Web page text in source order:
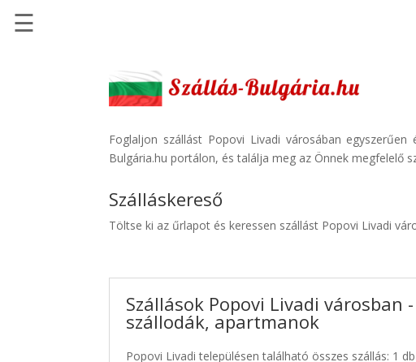
Szállásinfo.eu
Repülőjegy
☰
Foglaljon szállást Popovi Livadi városában
Bulgária.hu portálon, és találja meg az Önnek megfelelő
Szálláskereső
Töltse ki az űrlapot és keressen szállást Popovi Livadi
Szállások Popovi Livadi városban -
szállodák, apartmanok
Popovi Livadi településen található összes szállás: 1 db